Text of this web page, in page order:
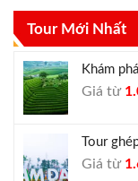
Tour Mới Nhất
Khám
Giá từ
Tour
Giá từ